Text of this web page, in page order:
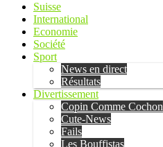
Suisse
International
Economie
Société
Sport
News en direct
Résultats
Divertissement
Copin Comme Cochon
Cute-News
Fails
Les Bouffistas